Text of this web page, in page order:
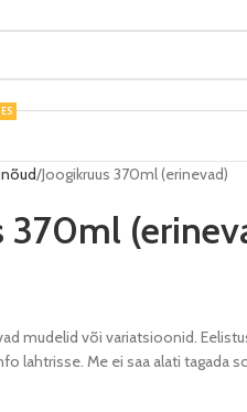
Joogikruus 370ml (erinevad)
370ml
mudelid või variatsioonid.
lahtrisse. Me ei saa alati tagada